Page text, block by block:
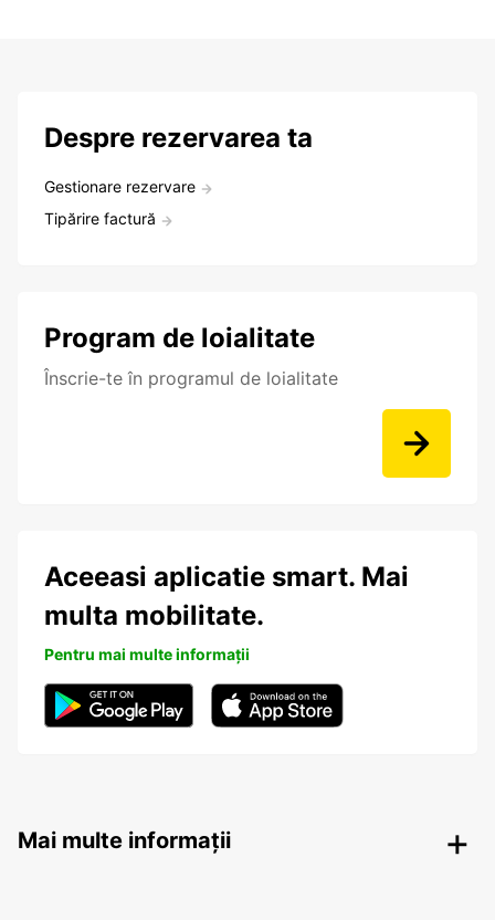
Despre rezervarea ta
Gestionare rezervare
Tipărire factură
Program de loialitate
Înscrie-te în programul de loialitate
Aceeasi aplicatie smart. Mai
multa mobilitate.
Pentru mai multe informații
Mai multe informații